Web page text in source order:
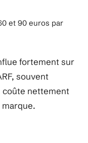
et 90 euros par
fortement sur
souvent
nettement